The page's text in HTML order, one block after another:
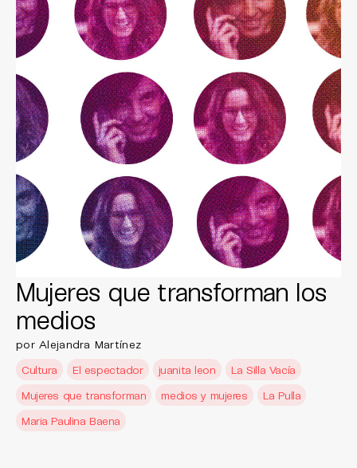
Mujeres que transforman los
medios
por Alejandra Martínez
Cultura
El espectador juanita leon
La Silla Vacía
Mujeres que transforman
medios y mujeres
La Pulla
Maria Paulina Baena